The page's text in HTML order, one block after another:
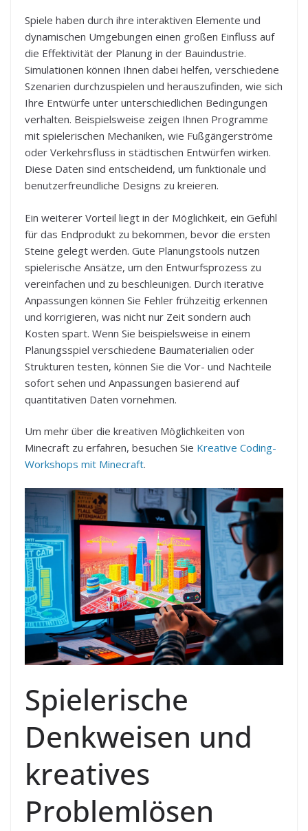
Spiele haben durch ihre interaktiven Elemente und
dynamischen Umgebungen einen großen Einfluss auf
die Effektivität der Planung in der Bauindustrie.
Simulationen können Ihnen dabei helfen, verschiedene
Szenarien durchzuspielen und herauszufinden, wie sich
Ihre Entwürfe unter unterschiedlichen Bedingungen
verhalten. Beispielsweise zeigen Ihnen Programme
mit spielerischen Mechaniken, wie Fußgängerströme
oder Verkehrsfluss in städtischen Entwürfen wirken.
Diese Daten sind entscheidend, um funktionale und
benutzerfreundliche Designs zu kreieren.
Ein weiterer Vorteil liegt in der Möglichkeit, ein Gefühl
für das Endprodukt zu bekommen, bevor die ersten
Steine gelegt werden. Gute Planungstools nutzen
spielerische Ansätze, um den Entwurfsprozess zu
vereinfachen und zu beschleunigen. Durch iterative
Anpassungen können Sie Fehler frühzeitig erkennen
und korrigieren, was nicht nur Zeit sondern auch
Kosten spart. Wenn Sie beispielsweise in einem
Planungsspiel verschiedene Baumaterialien oder
Strukturen testen, können Sie die Vor- und Nachteile
sofort sehen und Anpassungen basierend auf
quantitativen Daten vornehmen.
Um mehr über die kreativen Möglichkeiten von
Minecraft zu erfahren, besuchen Sie Kreative Coding-
Workshops mit Minecraft.
Spielerische
Denkweisen und
kreatives
Problemlösen